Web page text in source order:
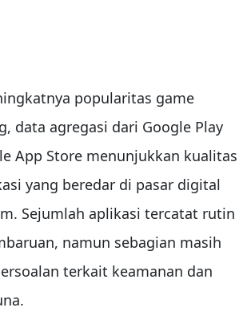
popularitas game
data agregasi dari Google Play
App Store menunjukkan kualitas
yang beredar di pasar digital
Sejumlah aplikasi tercatat rutin
namun sebagian masih
terkait keamanan dan